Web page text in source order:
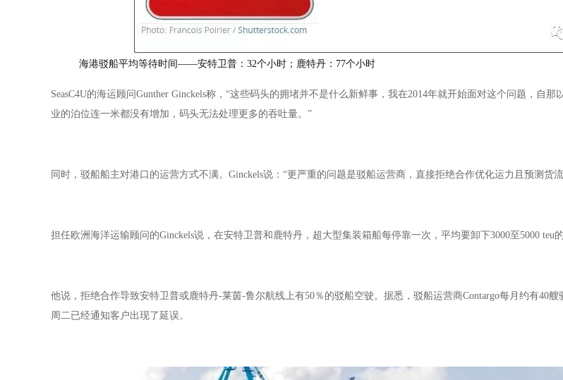
海港驳船平均等待时间——安特卫普：32个小时；鹿特丹：77个小时
SeasC4U的海运顾问Gunther Ginckels称，“这些码头的拥堵并不是什么新鲜事，我在2014年就开始面对这个问题，自
业的泊位连一米都没有增加，码头无法处理更多的吞吐量。”
同时，驳船船主对港口的运营方式不满。Ginckels说：“更严重的问题是驳船运营商，直接拒绝合作优化运力且预测货
担任欧洲海洋运输顾问的Ginckels说，在安特卫普和鹿特丹，超大型集装箱船每停靠一次，平均要卸下3000至5000 teu
他说，拒绝合作导致安特卫普或鹿特丹-莱茵-鲁尔航线上有50％的驳船空驶。据悉，驳船运营商Contargo每月约有40
周二已经通知客户出现了延误。